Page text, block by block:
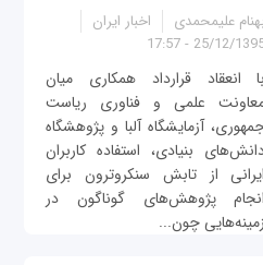
علیمحمدی
اخبار ایران
25/12/1395 -
با انعقاد قرارداد همکاری میان
علمی و فناوری ریاست
آزمایشگاه آلبا و پژوهشگاه
بنیادی، استفاده کاربران
ایرانی از تابش سنکروترون برای
انجام پژوهش‌های گوناگون در
زمینه‌هایی چون...